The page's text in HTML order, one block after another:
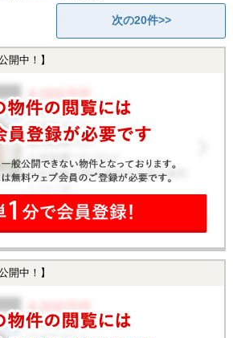
次の20件>>
開中！】
開中！】